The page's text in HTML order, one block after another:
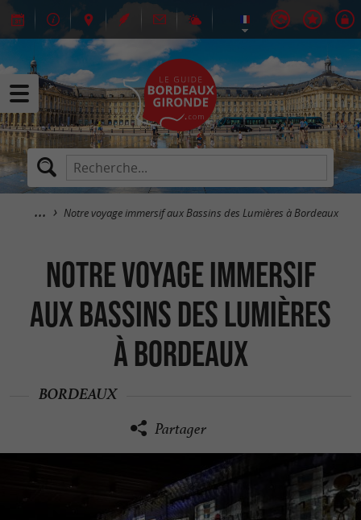
Notre voyage immersif aux Bassins des Lumières à Bordeaux
Notre voyage immersif
aux Bassins des Lumières
à Bordeaux
BORDEAUX
Partager